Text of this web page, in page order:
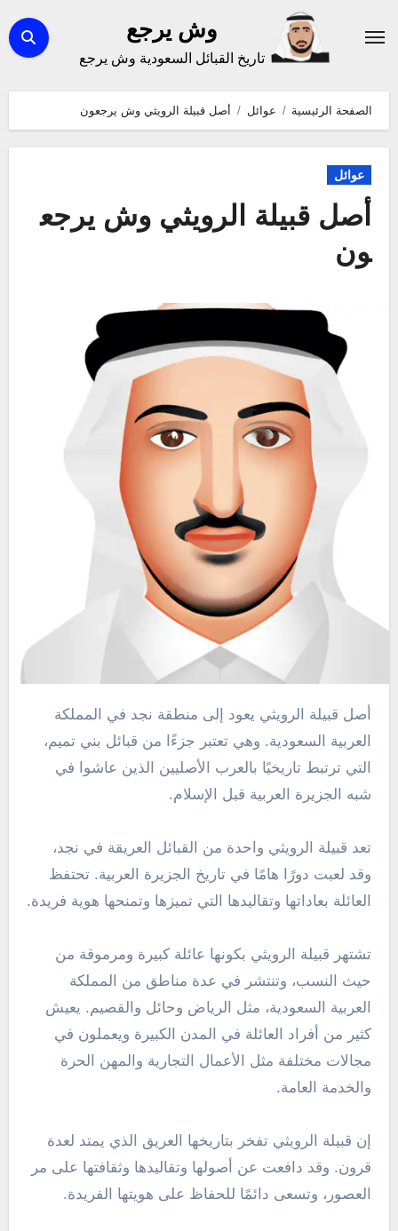
إلى
وش يرجع
تاريخ القبائل السعودية وش يرجع
الصفحة الرئيسية عوائل أصل قبيلة الرويثي وش يرجعون
عوائل
أصل قبيلة الرويثي وش يرجع
ون
العربية السعودية. وهي تعتبر جزءًا من قبائل بني تميم،
التي ترتبط تاريخيًا بالعرب الأصليين الذين عاشوا في
شبه الجزيرة العربية قبل الإسلام.
تعد قبيلة الرويثي واحدة من القبائل العريقة في نجد،
وقد لعبت دورًا هامًا في تاريخ الجزيرة العربية. تحتفظ
العائلة بعاداتها وتقاليدها التي تميزها وتمنحها هوية فريدة.
تشتهر قبيلة الرويثي بكونها عائلة كبيرة ومرموقة من
حيث النسب، وتنتشر في عدة مناطق من المملكة
العربية السعودية، مثل الرياض وحائل والقصيم. يعيش
كثير من أفراد العائلة في المدن الكبيرة ويعملون في
مجالات مختلفة مثل الأعمال التجارية والمهن الحرة
والخدمة العامة.
إن قبيلة الرويثي تفخر بتاريخها العريق الذي يمتد لعدة
قرون. وقد دافعت عن أصولها وتقاليدها وثقافتها على مر
العصور، وتسعى دائمًا للحفاظ على هويتها الفريدة.